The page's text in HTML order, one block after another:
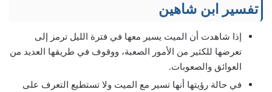
تفسير ابن شاهين
إذا شاهدت أن الميت يسير معها في فترة الليل ترمز إلى
تعرضها للكثير من الأمور الصعبة، ووقوف في طريقها العديد من
العوائق والصعوبات.
في حالة رؤيتها أنها تسير مع الميت ولا تستطيع التعرف على